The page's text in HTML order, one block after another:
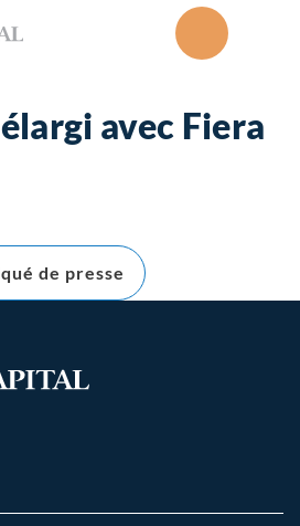
avec Fiera
de presse